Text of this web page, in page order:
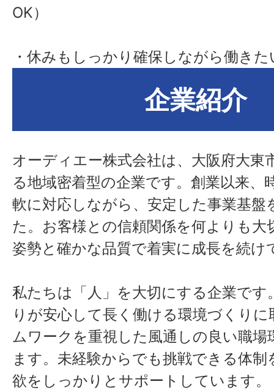
OK）
・休みもしっかり確保しながら働きた
企業紹介
オーディエー株式会社は、大阪府大東
る地域密着型の企業です。創業以来、
軟に対応しながら、安定した事業基盤
た。お客様との信頼関係を何よりも大
姿勢と確かな品質で着実に成長を続け
私たちは「人」を大切にする企業です
りが安心して長く働ける環境づくり
ムワークを重視した風通しの良い職場
ます。未経験からでも挑戦できる体制
欲をしっかりとサポートしています。